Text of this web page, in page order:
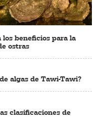
beneficios para la
ostras
algas de Tawi-Tawi?
clasificaciones de